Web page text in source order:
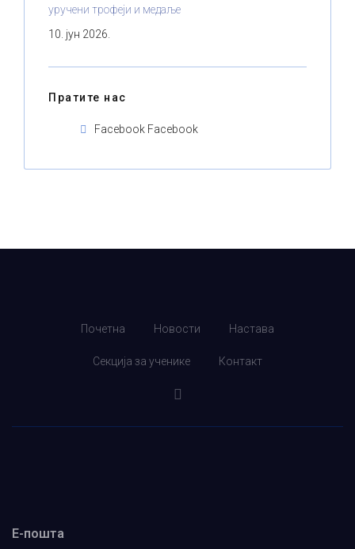
уручени трофеји и медаље
10. јун 2026.
Пратите нас
Facebook Facebook
Почетна Новости Настава
Секција за ученике Контакт
Е-пошта